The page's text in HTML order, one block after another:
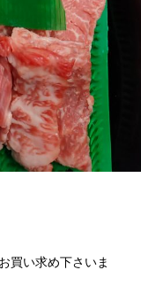
買い求め下さいま